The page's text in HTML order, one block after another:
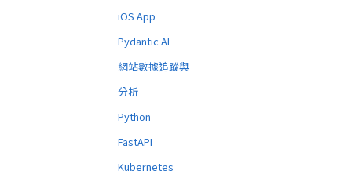
iOS App
Pydantic AI
網站數據追蹤與
分析
Python
FastAPI
Kubernetes